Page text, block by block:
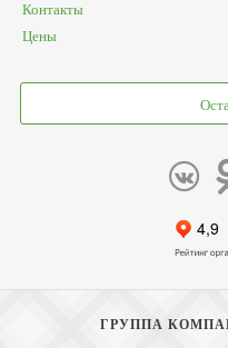
Контакты
Цены
ГРУППА